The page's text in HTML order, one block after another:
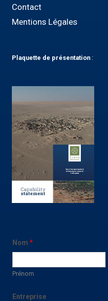
Contact
Mentions Légales
Plaquette de présentation :
Nom *
Prénom
Entreprise